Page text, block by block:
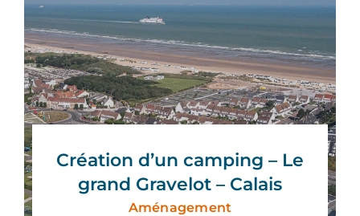
Création d’un camping – Le
grand Gravelot – Calais
Aménagement